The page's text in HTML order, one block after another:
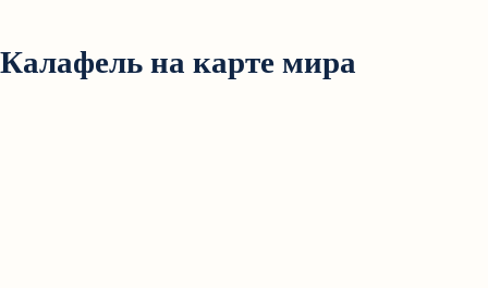
Калафель на карте мира